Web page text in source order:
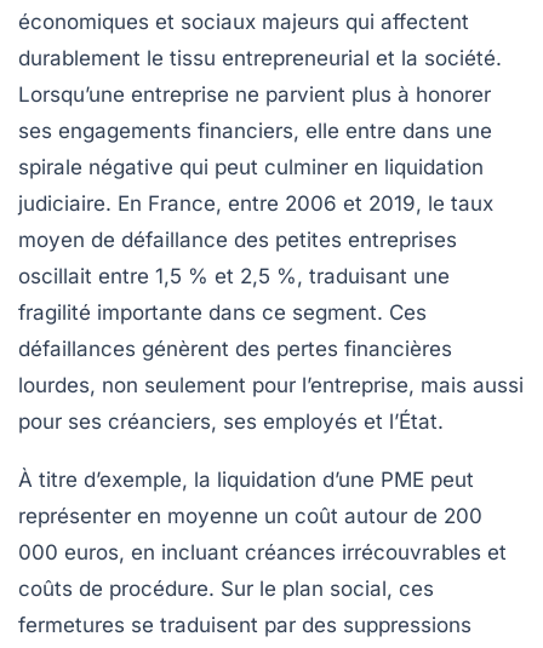
économiques et sociaux majeurs qui affectent
durablement le tissu entrepreneurial et la société.
Lorsqu’une entreprise ne parvient plus à honorer
ses engagements financiers, elle entre dans une
spirale négative qui peut culminer en liquidation
judiciaire. En France, entre 2006 et 2019, le taux
moyen de défaillance des petites entreprises
oscillait entre 1,5 % et 2,5 %, traduisant une
fragilité importante dans ce segment. Ces
défaillances génèrent des pertes financières
lourdes, non seulement pour l’entreprise, mais aussi
pour ses créanciers, ses employés et l’État.
À titre d’exemple, la liquidation d’une PME peut
représenter en moyenne un coût autour de 200
000 euros, en incluant créances irrécouvrables et
coûts de procédure. Sur le plan social, ces
fermetures se traduisent par des suppressions